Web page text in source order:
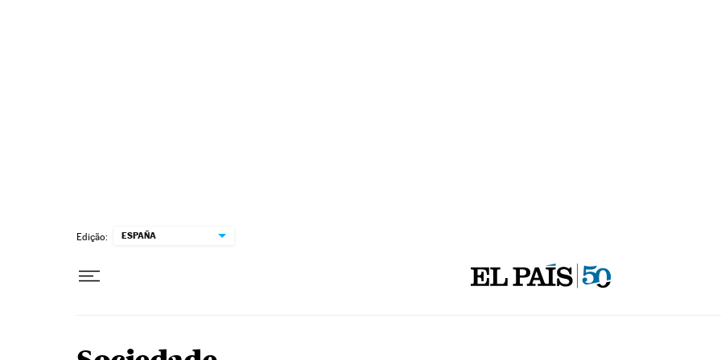
Edição: ESPAÑA